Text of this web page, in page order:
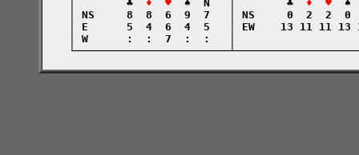
    │        ♣
♦  ♥
  ♠  N   │        ♣
♦  ♥
♠
│ NS     8  8  6  9  7   │ NS     0  2  2
│ E      5  4  6  4  5   │ EW    13 11 11
│ W      :  :  7  :  :   │